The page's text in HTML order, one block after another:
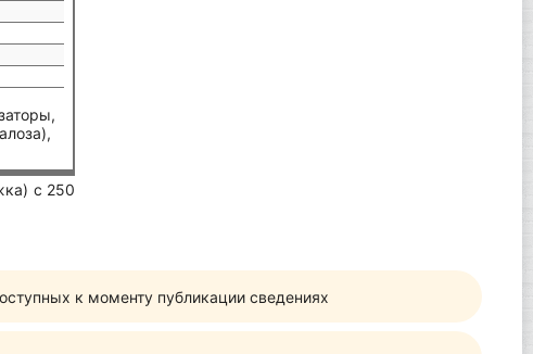
с 250
к моменту публикации сведениях